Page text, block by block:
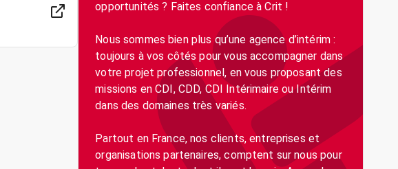
opportunités ? Faites confiance à Crit !
Nous sommes bien plus qu’une agence d’intérim :
toujours à vos côtés pour vous accompagner dans
votre projet professionnel, en vous proposant des
missions en CDI, CDD, CDI Intérimaire ou Intérim
dans des domaines très variés.
Partout en France, nos clients, entreprises et
organisations partenaires, comptent sur nous pour